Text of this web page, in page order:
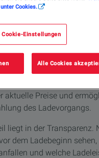
per App
setzen beim Laden ihres
App. Moderne
dabei mehrere
aktuelle Preise und
des Ladevorgangs.
liegt in der Transparenz.
dem Ladebeginn sehen,
und welche
Cookies.
Cookie-Einstellungen
Alle Cookies